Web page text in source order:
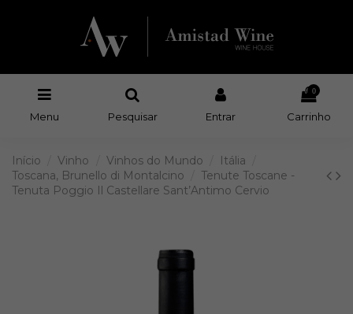
Menu Pesquisar Entrar
0
Carrinho
Início Vinho Vinhos do Mundo
Itália
Toscana, Brunello di Montalcino
Tenute Toscane -
Tenuta Poggio Il Castellare Sant’Antimo Cervio